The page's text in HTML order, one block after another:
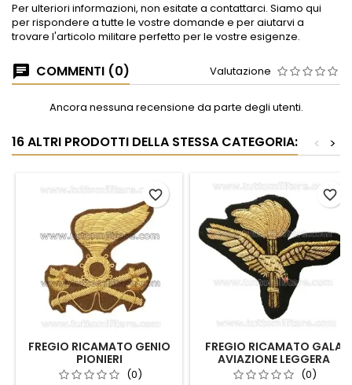
Per ulteriori informazioni, non esitate a contattarci. Siamo qui
per rispondere a tutte le vostre domande e per aiutarvi a
trovare l'articolo militare perfetto per le vostre esigenze.
COMMENTI (0) Valutazione
Ancora nessuna recensione da parte degli utenti.
16 ALTRI PRODOTTI DELLA STESSA CATEGORIA: >
<
FREGIO RICAMATO GENIO
PIONIERI
(0)
favorite_border
FREGIO RICAMATO GALA
AVIAZIONE LEGGERA
ESERCITO (0)
favorite_border